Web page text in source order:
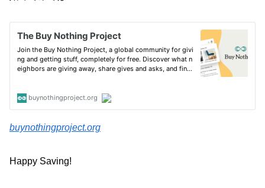
buynothingproject.org
Happy Saving!